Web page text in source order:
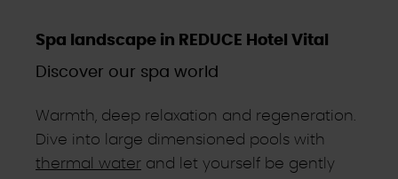
Spa landscape in REDUCE Hotel Vital
Discover our spa world
Warmth, deep relaxation and regeneration.
Dive into large dimensioned pools with
thermal water and let yourself be gently